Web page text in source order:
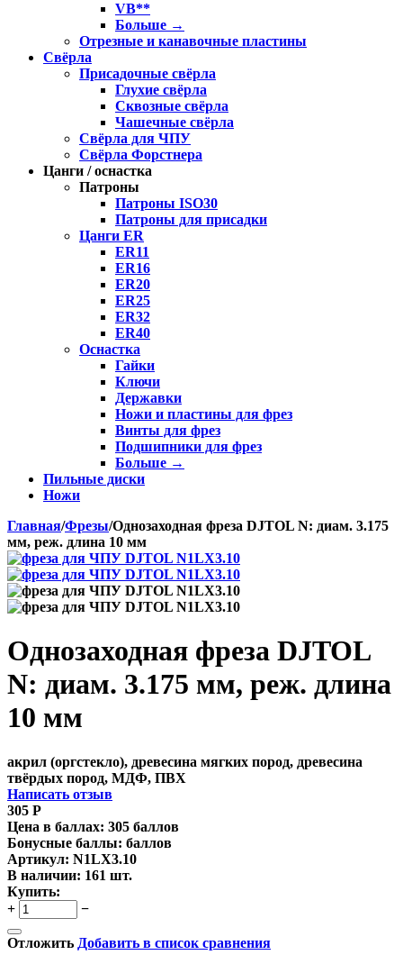
VB**
Больше →
Отрезные и канавочные пластины
Свёрла
Присадочные свёрла
Глухие свёрла
Сквозные свёрла
Чашечные свёрла
Свёрла для ЧПУ
Свёрла Форстнера
Цанги / оснастка
Патроны
Патроны ISO30
Патроны для присадки
Цанги ER
ER11
ER16
ER20
ER25
ER32
ER40
Оснастка
Гайки
Ключи
Державки
Ножи и пластины для фрез
Винты для фрез
Подшипники для фрез
Больше →
Пильные диски
Ножи
Главная/Фрезы/Однозаходная фреза DJTOL N: диам. 3.175
мм, реж. длина 10 мм
Однозаходная фреза DJTOL
N: диам. 3.175 мм, реж. длина
10 мм
акрил (оргстекло), древесина мягких пород, древесина
твёрдых пород, МДФ, ПВХ
Написать отзыв
305 Р
Цена в баллах: 305 баллов
Бонусные баллы: баллов
Артикул: N1LX3.10
В наличии: 161 шт.
Купить:
+
−
Отложить Добавить в список сравнения